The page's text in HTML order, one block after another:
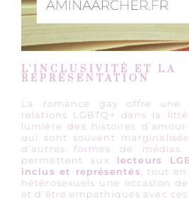
L'INCLUSIVITÉ ET LA
REPRÉSENTATION
La romance gay offre une
relations LGBTQ+ dans la
lumière des histoires
qui sont souvent
d’autres formes de
permettent aux lecteurs
inclus et représentés
, tout
hétérosexuels une occasion
et d’être empathiques avec ces